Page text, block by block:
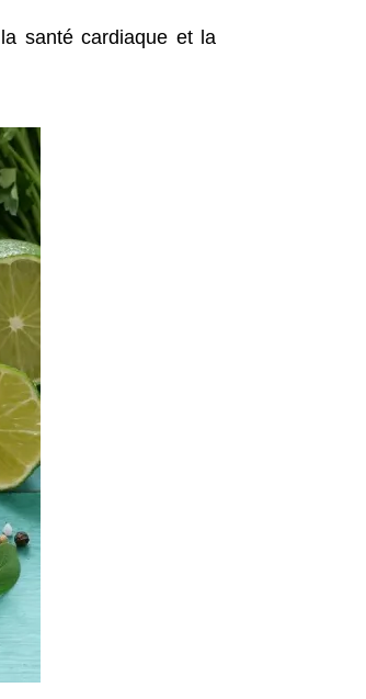
santé cardiaque et la